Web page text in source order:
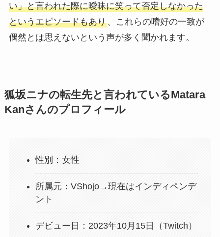
い」と言われた際に曖昧に笑って否定しなかった
というエピソードもあり、これらの嗜好の一致が
偶然とは思えないという声が多く聞かれます。
狐坂ニナの転生先と言われているMatara
Kanさんのプロフィール
性別：女性
所属元：VShojo→現在はインディペンデ
ント
デビュー日：2023年10月15日（Twitch）